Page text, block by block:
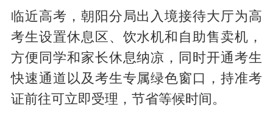
临近高考，朝阳分局出入境接待大厅为高
考生设置休息区、饮水机和自助售卖机，
方便同学和家长休息纳凉，同时开通考生
快速通道以及考生专属绿色窗口，持准考
证前往可立即受理，节省等候时间。